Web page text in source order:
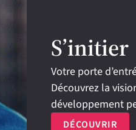
S’initier
Votre porte
Découvrez la
développement
DÉCOUVRIR